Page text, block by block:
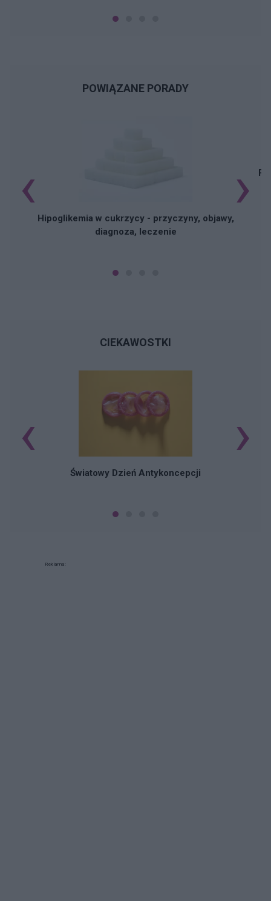
POWIĄZANE PORADY
Hipoglikemia w cukrzycy - przyczyny, objawy,
diagnoza, leczenie
‹ ›
CIEKAWOSTKI
Światowy Dzień Antykoncepcji
‹ ›
Reklama: